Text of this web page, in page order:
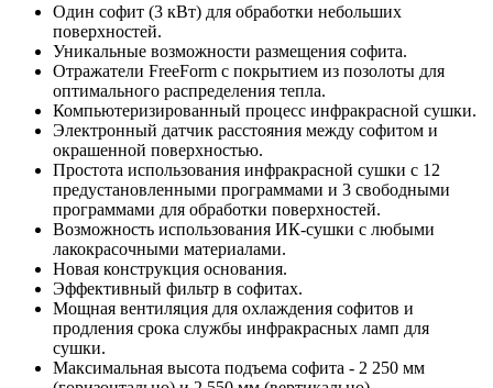
Один софит (3 кВт) для обработки небольших
поверхностей.
Уникальные возможности размещения софита.
Отражатели FreeForm с покрытием из позолоты для
оптимального распределения тепла.
Компьютеризированный процесс инфракрасной сушки.
Электронный датчик расстояния между софитом и
окрашенной поверхностью.
Простота использования инфракрасной сушки с 12
предустановленными программами и 3 свободными
программами для обработки поверхностей.
Возможность использования ИК-сушки с любыми
лакокрасочными материалами.
Новая конструкция основания.
Эффективный фильтр в софитах.
Мощная вентиляция для охлаждения софитов и
продления срока службы инфракрасных ламп для
сушки.
Максимальная высота подъема софита - 2 250 мм